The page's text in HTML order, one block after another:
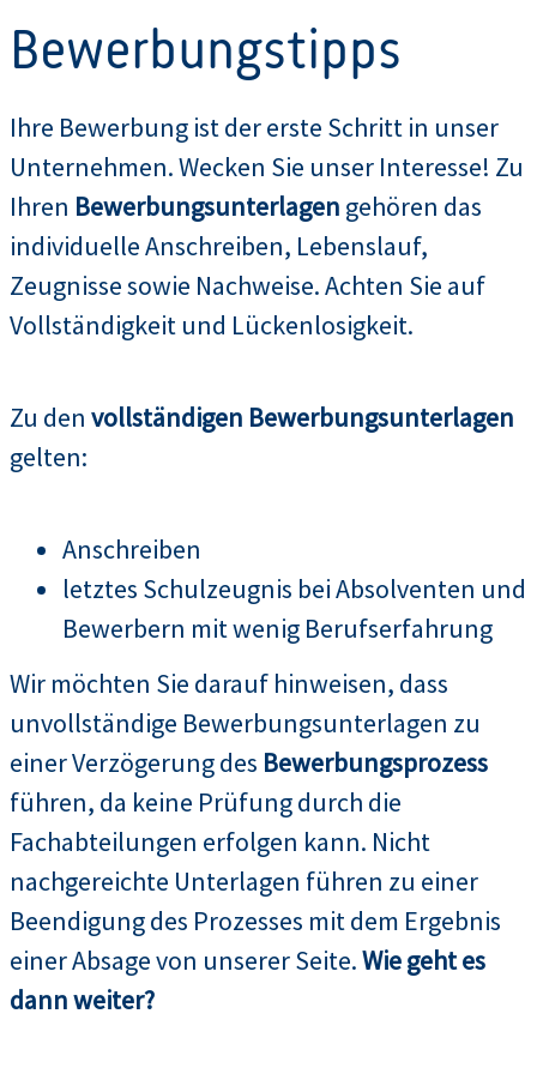
Bewerbungstipps
Ihre Bewerbung ist der erste Schritt in unser
Unternehmen. Wecken Sie unser Interesse! Zu
Ihren Bewerbungsunterlagen gehören das
individuelle Anschreiben, Lebenslauf,
Zeugnisse sowie Nachweise. Achten Sie auf
Vollständigkeit und Lückenlosigkeit.
Zu den vollständigen Bewerbungsunterlagen
gelten:
Anschreiben
letztes Schulzeugnis bei Absolventen und
Bewerbern mit wenig Berufserfahrung
Wir möchten Sie darauf hinweisen, dass
unvollständige Bewerbungsunterlagen zu
einer Verzögerung des Bewerbungsprozess
führen, da keine Prüfung durch die
Fachabteilungen erfolgen kann. Nicht
nachgereichte Unterlagen führen zu einer
Beendigung des Prozesses mit dem Ergebnis
einer Absage von unserer Seite.Wie geht es
dann weiter?